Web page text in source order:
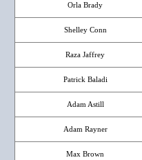
Orla Brady
Shelley Conn
Raza Jaffrey
Patrick Baladi
Adam Astill
Adam Rayner
Max Brown